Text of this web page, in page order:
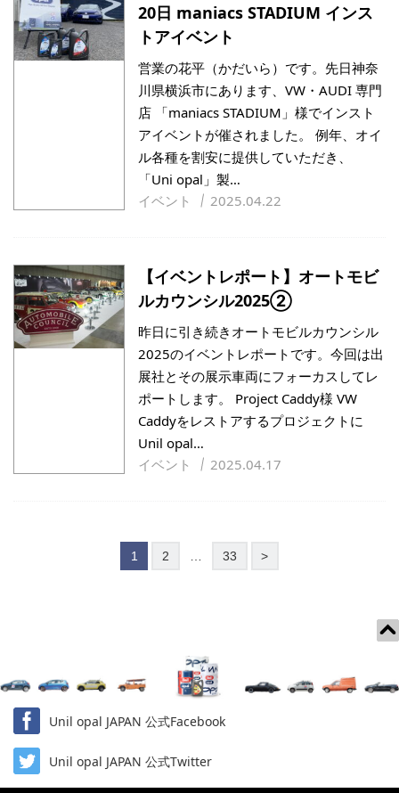
20日 maniacs STADIUM インス
トアイベント
営業の花平（かだいら）です。先日神奈
川県横浜市にあります、VW・AUDI 専門
店 「maniacs STADIUM」様でインスト
アイベントが催されました。 例年、オイ
ル各種を割安に提供していただき、
「Uni opal」製…
イベント
2025.04.22
【イベントレポート】オートモビ
ルカウンシル2025②
昨日に引き続きオートモビルカウンシル
2025のイベントレポートです。今回は出
展社とその展示車両にフォーカスしてレ
ポートします。 Project Caddy様 VW
Caddyをレストアするプロジェクトに
Unil opal…
イベント
2025.04.17
送
り
1 2 33 次
>
Unil opal JAPAN 公式Facebook
Unil opal JAPAN 公式Twitter